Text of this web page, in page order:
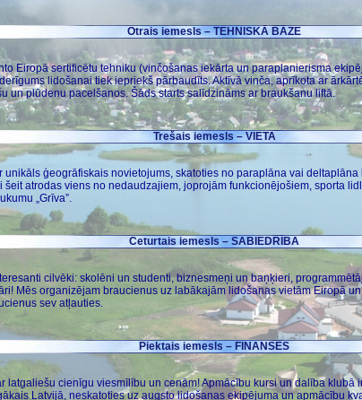
Otrais iemesls – TEHNISKĀ BĀZE
Eiropā sertificētu tehniku (vinčošanas iekārta un paraplanierisma
lidošanai tiek iepriekš pārbaudīts. Aktīvā vinča, aprīkota ar
un plūdenu pacelšanos. Šāds starts salīdzināms ar braukšanu liftā.
Trešais iemesls – VIETA
ģeogrāfiskais novietojums, skatoties no paraplāna vai deltaplāna
atrodas viens no nedaudzajiem, joprojām funkcionējošiem, sporta
„Grīva”.
Ceturtais iemesls – SABIEDRĪBA
cilvēki: skolēni un studenti, biznesmeņi un baņķieri,
Mēs organizējam braucienus uz labākajām lidošanas vietām Eiropā
sev atļauties.
Piektais iemesls – FINANSES
latgaliešu cienīgu viesmīlību un cenām! Apmācību kursi un dalība klubā
Latvijā, neskatoties uz augsto lidošanas ekipējuma un apmācību